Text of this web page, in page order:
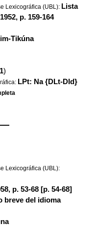
Lexicográfica (UBL): Lista
p. 159-164
Tikúna
)
LPt: Na {DLt-DId}
Lexicográfica (UBL):
p. 53-68 [p. 54-68]
breve del idioma